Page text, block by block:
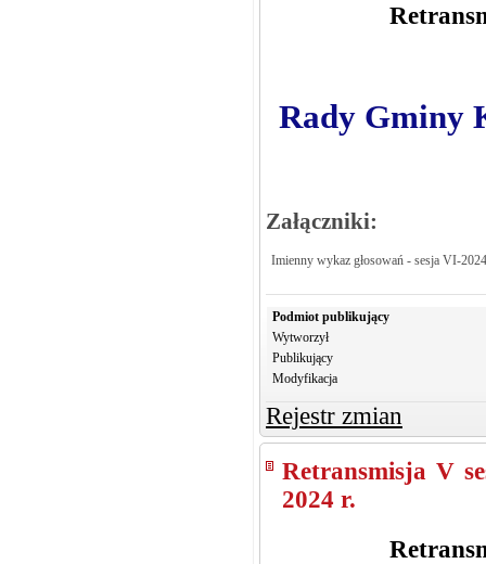
Rady Gminy
Załączniki:
Imienny wykaz głosowań - sesja VI-2024
Podmiot publikujący
Wytworzył
Publikujący
Modyfikacja
Rejestr zmian
Retransmisja V
2024 r.